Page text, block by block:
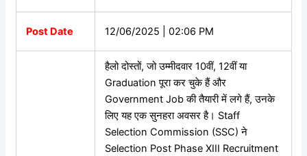
Post Date 12/06/2025 | 02:06 PM
हैलो दोस्तों,जो उम्मीदवार 10वीं, 12वीं या
Graduation पूरा कर चुके हैं और
Government Job की तैयारी में लगे हैं, उनके
लिए यह एक सुनहरा अवसर है। Staff
Selection Commission (SSC) ने
Selection Post Phase XIII Recruitment